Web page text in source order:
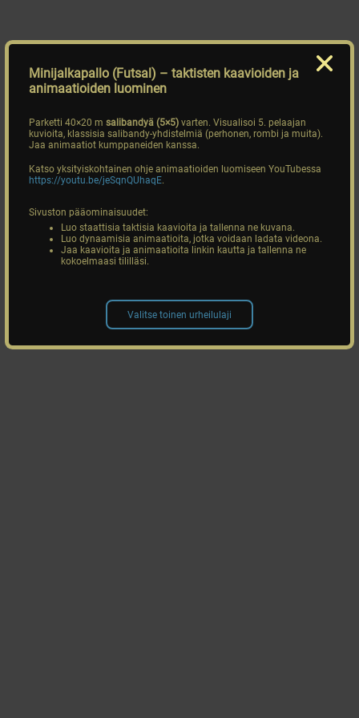
Minijalkapallo (Futsal) – taktisten kaavioiden ja
animaatioiden luominen
Parketti 40×20 msalibandyä (5×5) varten. Visualisoi 5. pelaajan
kuvioita, klassisia salibandy-yhdistelmiä (perhonen, rombi ja muita).
Jaa animaatiot kumppaneiden kanssa.
Katso yksityiskohtainen ohje animaatioiden luomiseen YouTubessa
https://youtu.be/jeSqnQUhaqE.
Sivuston pääominaisuudet:
Luo staattisia taktisia kaavioita ja tallenna ne kuvana.
Luo dynaamisia animaatioita, jotka voidaan ladata videona.
Jaa kaavioita ja animaatioita linkin kautta ja tallenna ne
kokoelmaasi tililläsi.
Valitse toinen urheilulaji